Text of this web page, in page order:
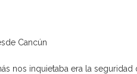
Cancún
nos inquietaba era la